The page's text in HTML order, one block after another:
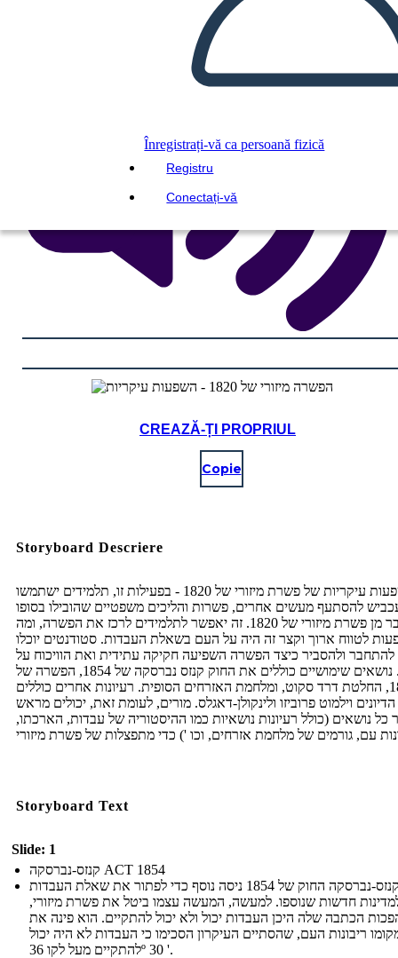
Înregistrați-vă ca persoană fizică
Registru
Conectați-vă
CREAZĂ-ȚI PROPRIUL
Copie
Storyboard Descriere
השפעות עיקריות של פשרת מיזורי של 1820 - בפעילות זו, תלמידים ישתמשו
להסתעף מעשים אחרים, פשרות והליכים משפטיים שהובילו בסופו
של דבר מן פשרת מיזורי של 1820. זה יאפשר לתלמידים לרכז את הפשרה, ומה
לטווח ארוך וקצר זה היה על העם בשאלת העבדות. סטודנטים יוכלו
להתחבר ולהסביר כיצד הפשרה השפיעה חקיקה עתידית ואת הוויכוח על
עבדות. נושאים שימושיים כוללים את החוק קנזס נברסקה של 1854, הפשרה של
1850, החלטת דרד סקוט, ומלחמת האזרחים הסופית. רעיונות אחרים כוללים
וילמוט פרוביזו ולינקולן-דאגלס. מורים, לעומת זאת, יכולים מראש
כל נושאים (כולל רעיונות נושאיות כמו ההיסטוריה של עבדות, הארכתו,
Storyboard Text
Slide: 1
קנזס-נברסקה ACT 1854
קנזס-נברסקה החוק של 1854 ניסה נוסף כדי לפתור את שאלת העבדות
חדשות שנוספו. למעשה, המעשה עצמו ביטל את פשרת מיזורי,
הכתבה שלה היכן העבדות יכול ולא יכול להתקיים. הוא פינה את
ריבונות העם, שהסתיים העיקרון הסכימו כי העבדות לא היה יכול
להתקיים מעל לקו 36º 30 '.